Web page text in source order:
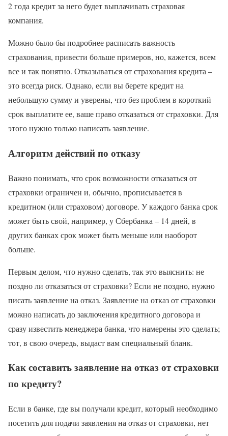
2 года кредит за него будет выплачивать страховая
компания.
Можно было бы подробнее расписать важность
страхования, привести больше примеров, но, кажется, всем
все и так понятно. Отказываться от страхования кредита –
это всегда риск. Однако, если вы берете кредит на
небольшую сумму и уверены, что без проблем в короткий
срок выплатите ее, ваше право отказаться от страховки. Для
этого нужно только написать заявление.
Алгоритм действий по отказу
Важно понимать, что срок возможности отказаться от
страховки ограничен и, обычно, прописывается в
кредитном (или страховом) договоре. У каждого банка срок
может быть свой, например, у Сбербанка – 14 дней, в
других банках срок может быть меньше или наоборот
больше.
Первым делом, что нужно сделать, так это выяснить: не
поздно ли отказаться от страховки? Если не поздно, нужно
писать заявление на отказ. Заявление на отказ от страховки
можно написать до заключения кредитного договора и
сразу известить менеджера банка, что намерены это сделать;
тот, в свою очередь, выдаст вам специальный бланк.
Как составить заявление на отказ от страховки
по кредиту?
Если в банке, где вы получали кредит, который необходимо
посетить для подачи заявления на отказ от страховки, нет